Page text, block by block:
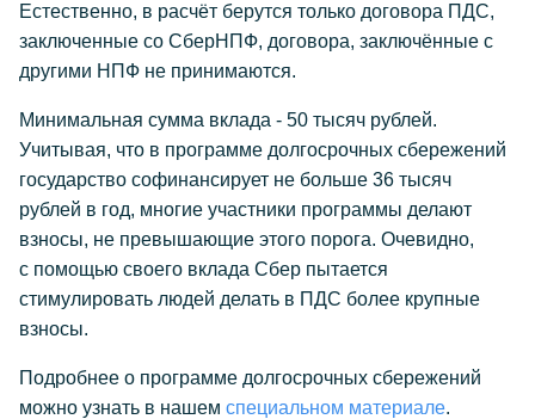
Естественно, в расчёт берутся только договора ПДС,
заключенные со СберНПФ, договора, заключённые с
другими НПФ не принимаются.
Минимальная сумма вклада - 50 тысяч рублей.
Учитывая, что в программе долгосрочных сбережений
государство софинансирует не больше 36 тысяч
рублей в год, многие участники программы делают
взносы, не превышающие этого порога. Очевидно,
с помощью своего вклада Сбер пытается
стимулировать людей делать в ПДС более крупные
взносы.
Подробнее о программе долгосрочных сбережений
можно узнать в нашем специальном материале.